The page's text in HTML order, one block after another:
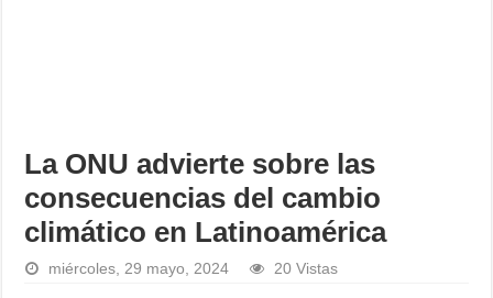
La ONU advierte sobre las
consecuencias del cambio
climático en Latinoamérica
miércoles, 29 mayo, 2024 20 Vistas